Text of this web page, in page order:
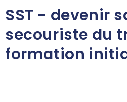
SST - devenir
secouriste du
formation